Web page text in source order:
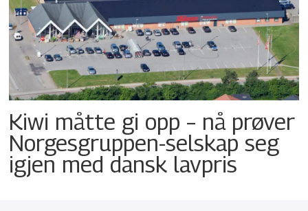
Kiwi måtte gi opp – nå prøver
Norgesgruppen-selskap seg
igjen med dansk lavpris